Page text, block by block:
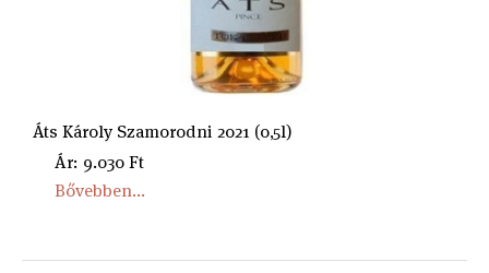
Áts Károly Szamorodni 2021 (0,5l)
Ár: 9.030 Ft
Bővebben...